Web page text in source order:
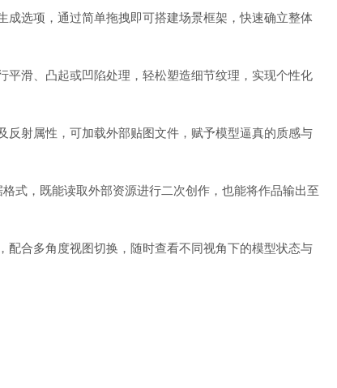
成选项，通过简单拖拽即可搭建场景框架，快速确立整体
平滑、凸起或凹陷处理，轻松塑造细节纹理，实现个性化
反射属性，可加载外部贴图文件，赋予模型逼真的质感与
式，既能读取外部资源进行二次创作，也能将作品输出至
配合多角度视图切换，随时查看不同视角下的模型状态与